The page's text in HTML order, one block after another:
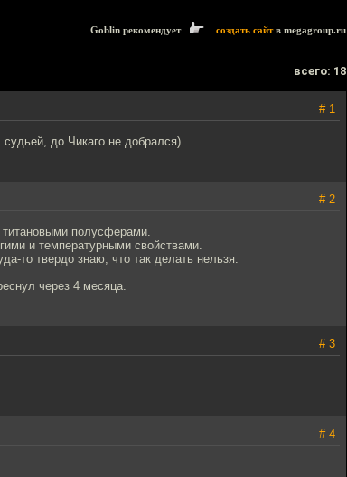
Goblin рекомендует создать сайтв megagroup.ru
всего: 18
# 1
до Чикаго не добрался)
# 2
титановыми полусферами.
и температурными свойствами.
то твердо знаю, что так делать нельзя.
через 4 месяца.
# 3
# 4